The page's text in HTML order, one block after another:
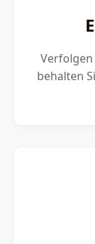
Verfolgen
behalten